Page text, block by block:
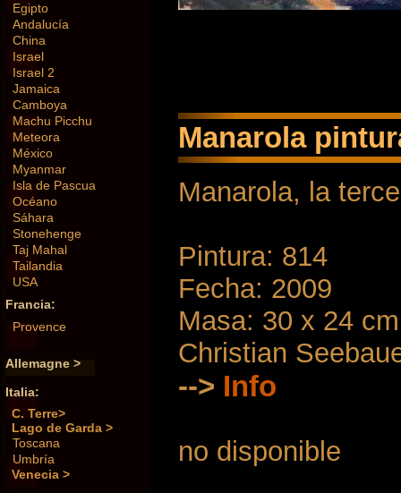
Egipto
Andalucía
China
Israel
Israel 2
Jamaica
Camboya
Machu Picchu
Meteora
México
Myanmar
Isla de Pascua
Océano
Sáhara
Stonehenge
Taj Mahal
Tailandia
USA
Francia:
Provence
Allemagne >
Italia:
C. Terre>
Lago de Garda >
Toscana
Umbría
Venecia >
Manarola
Manarola, la
Pintura: 814
Fecha: 2009
Masa: 30 x 24 cm
Christian
--> Info
no disponible